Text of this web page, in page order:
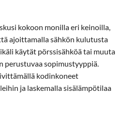
kokoon monilla eri keinoilla,
ajoittamalla sähkön kulutusta
käytät pörssisähköä tai muuta
perustuvaa sopimustyyppiä.
kodinkoneet
ja laskemalla sisälämpötilaa